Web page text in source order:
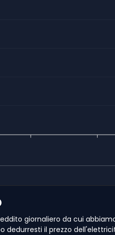
giornaliero da cui
dedurresti il prezzo